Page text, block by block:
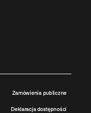
Zamówienia publiczne
Deklaracja dostępności